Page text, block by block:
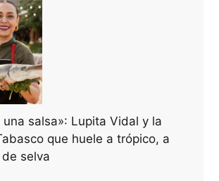
una salsa»: Lupita Vidal y la
que huele a trópico, a
selva